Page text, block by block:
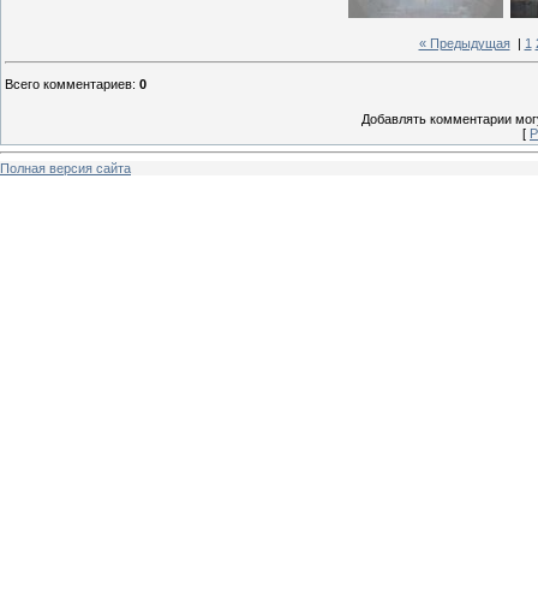
« Предыдущая| 1
Всего комментариев: 0
Добавлять комментарии
[
Полная версия сайта